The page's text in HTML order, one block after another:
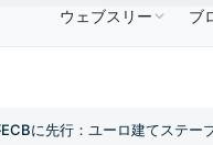
$0.9991 ↑0.00% BNB BNB
ウェブスリー ブ
に先行：ユーロ建てステー